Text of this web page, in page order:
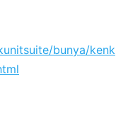
bunya/kenk